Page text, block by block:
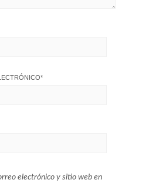
*
electrónico y sitio web en